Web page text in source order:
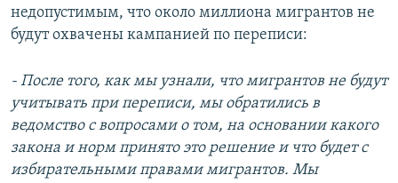
недопустимым, что около миллиона мигрантов не
будут охвачены кампанией по переписи:
- После того, как мы узнали, что мигрантов не будут
учитывать при переписи, мы обратились в
ведомство с вопросами о том, на основании какого
закона и норм принято это решение и что будет с
избирательными правами мигрантов. Мы